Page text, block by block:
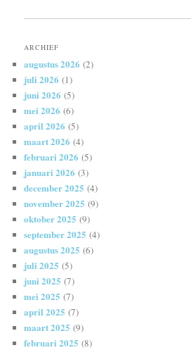
ARCHIEF
augustus 2026 (2)
juli 2026 (1)
juni 2026 (5)
mei 2026 (6)
april 2026 (5)
maart 2026 (4)
februari 2026 (5)
januari 2026 (3)
december 2025 (4)
november 2025 (9)
oktober 2025 (9)
september 2025 (4)
augustus 2025 (6)
juli 2025 (5)
juni 2025 (7)
mei 2025 (7)
april 2025 (7)
maart 2025 (9)
februari 2025 (8)